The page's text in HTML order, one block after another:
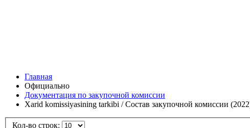
Главная
Официально
Документация по закупочной комиссии
Xarid komissiyasining tarkibi / Состав закупочной комиссии
Кол-во строк: